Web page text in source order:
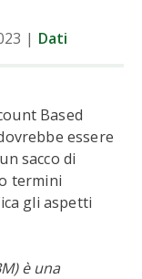
| Dati
Based
essere
sacco di
termini
gli aspetti
è una